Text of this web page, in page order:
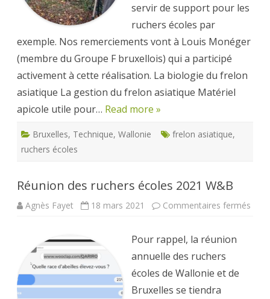
servir de support pour les
ruchers écoles par
exemple. Nos remerciements vont à Louis Monéger
(membre du Groupe F bruxellois) qui a participé
activement à cette réalisation. La biologie du frelon
asiatique La gestion du frelon asiatique Matériel
apicole utile pour… Read more »
Bruxelles, Technique, Wallonie frelon asiatique,
ruchers écoles
Réunion des ruchers écoles 2021 W&B
Agnès Fayet 18 mars 2021 Commentaires fermés
Pour rappel, la réunion
annuelle des ruchers
écoles de Wallonie et de
Bruxelles se tiendra